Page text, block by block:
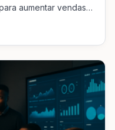
aumentar vendas